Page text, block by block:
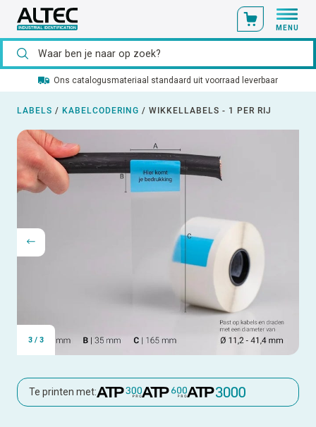
MENU
Ons catalogusmateriaal standaard uit voorraad leverbaar
LABELS / KABELCODERING / WIKKELLABELS - 1 PER RIJ
3 / 3
Te printen met: